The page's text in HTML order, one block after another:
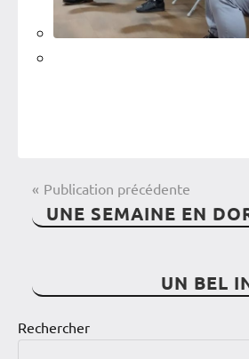
Adultes
L'assoc'
ateliers
NAVIGATION
DE
Publication précédente
UNE SEMAINE EN
UN BEL
Rechercher